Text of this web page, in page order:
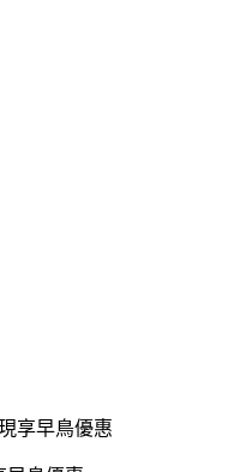
享早鳥優惠